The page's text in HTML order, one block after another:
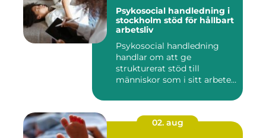
Psykosocial handledning i
stockholm stöd för hållbart
arbetsliv
Psykosocial handledning
handlar om att ge
strukturerat stöd till
människor som i sitt arbete
02. aug